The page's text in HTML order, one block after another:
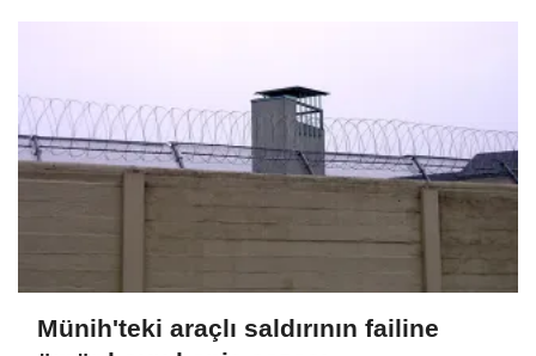
Münih'teki araçlı saldırının failine